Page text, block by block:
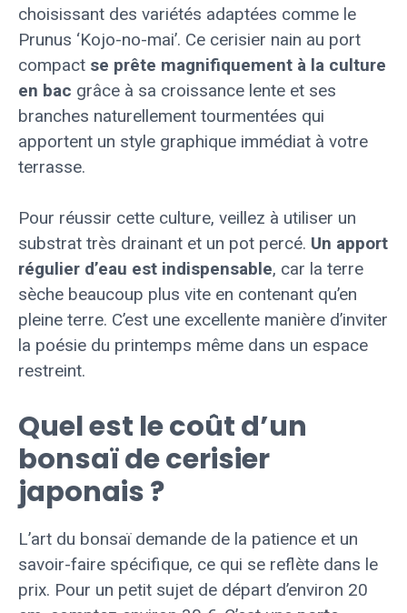
choisissant des variétés adaptées comme le
Prunus ‘Kojo-no-mai’. Ce cerisier nain au port
compact se prête magnifiquement à la culture
en bac grâce à sa croissance lente et ses
branches naturellement tourmentées qui
apportent un style graphique immédiat à votre
terrasse.
Pour réussir cette culture, veillez à utiliser un
substrat très drainant et un pot percé. Un apport
régulier d’eau est indispensable, car la terre
sèche beaucoup plus vite en contenant qu’en
pleine terre. C’est une excellente manière d’inviter
la poésie du printemps même dans un espace
restreint.
Quel est le coût d’un
bonsaï de cerisier
japonais ?
L’art du bonsaï demande de la patience et un
savoir-faire spécifique, ce qui se reflète dans le
prix. Pour un petit sujet de départ d’environ 20